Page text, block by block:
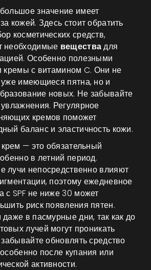
значение имеет
кожей. Здесь стоит обратить
косметических средств,
необходимые веществадля
Особенно полезными
кремы с витамином C. Они не
уже имеющиеся пятна, но и
новых. Не забывайте
Регулярное
кремов поможет
баланс и эластичность кожи.
— это обязательный
в летний период.
лучи непосредственно влияют
поэтому ежедневное
с SPF не ниже 30 может
риск появления пятен.
даже в пасмурные дни, так как до
лучей могут проникать
обновлять средство
после купания или
активности.